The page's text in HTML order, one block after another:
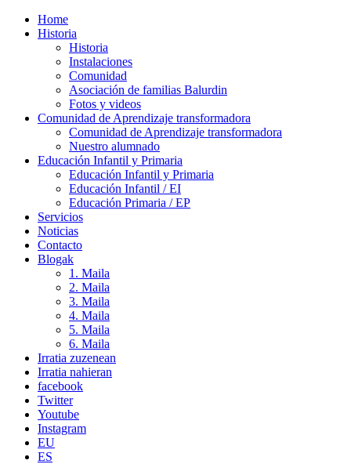
Home
Historia
Historia
Instalaciones
Comunidad
Asociación de familias Balurdin
Fotos y videos
Comunidad de Aprendizaje transformadora
Comunidad de Aprendizaje transformadora
Nuestro alumnado
Educación Infantil y Primaria
Educación Infantil y Primaria
Educación Infantil / EI
Educación Primaria / EP
Servicios
Noticias
Contacto
Blogak
1. Maila
2. Maila
3. Maila
4. Maila
5. Maila
6. Maila
Irratia zuzenean
Irratia nahieran
facebook
Twitter
Youtube
Instagram
EU
ES